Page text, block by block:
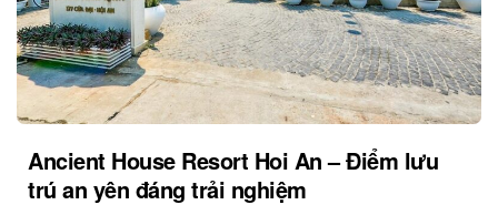
Ancient House Resort Hoi An – Điểm lưu
trú an yên đáng trải nghiệm